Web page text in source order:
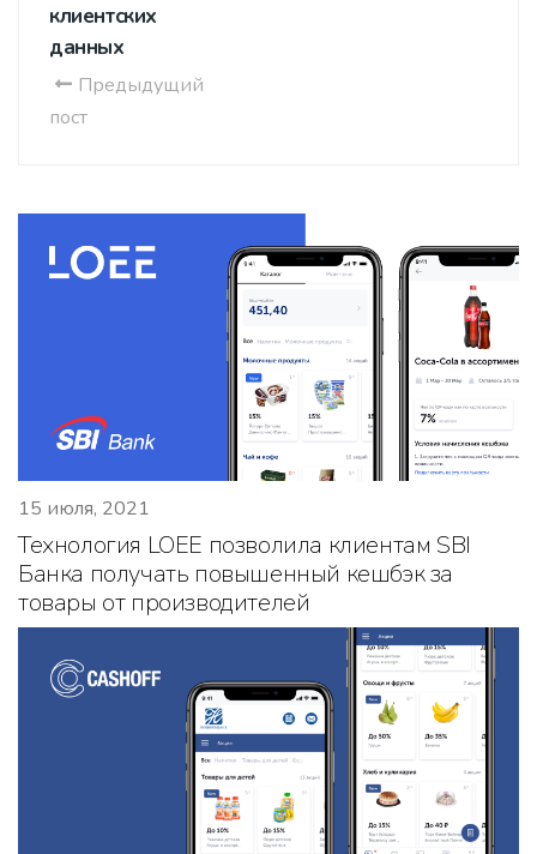
клиентских
данных
Предыдущий
пост
15 июля, 2021
Технология LOEE позволила клиентам SBI
Банка получать повышенный кешбэк за
товары от производителей